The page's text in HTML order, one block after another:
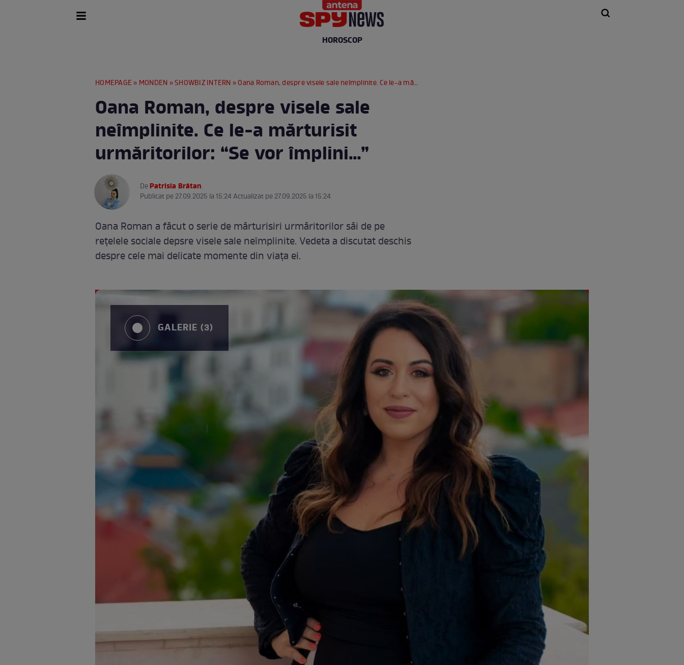
HOROSCOP
HOMEPAGE » MONDEN »SHOWBIZ INTERN » Oana Roman, despre visele sale neîmplinite. Ce le-a mărturisit urmăritorilor: “Se vor împlini…”
Oana Roman, despre visele sale
neîmplinite. Ce le-a mărturisit
urmăritorilor: “Se vor împlini…”
DePatrisia Brătan.
Publicat pe 27.09.2025 la 15:24 Actualizat pe 27.09.2025 la 15:24
Oana Roman a făcut o serie de mărturisiri urmăritorilor săi de pe
rețelele sociale depsre visele sale neîmplinite. Vedeta a discutat deschis
despre cele mai delicate momente din viața ei.
GALERIE (3)